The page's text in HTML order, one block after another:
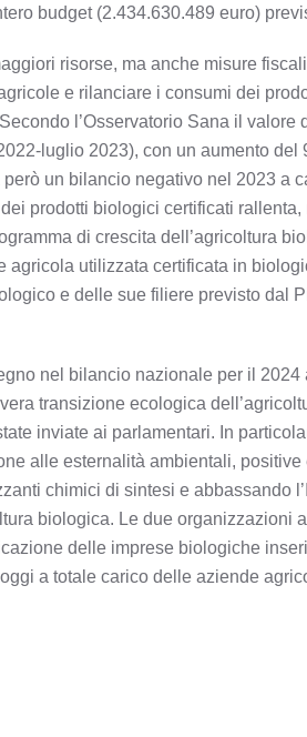
budget (2.434.630.489 euro)
risorse, ma anche misure
e rilanciare i consumi dei
l’Osservatorio Sana il valore
luglio 2023), con un aumento del
un bilancio negativo nel 2023 a
prodotti biologici certificati
di crescita dell’agricoltura
utilizzata certificata in
e delle sue filiere previsto dal
nel bilancio nazionale per il
transizione ecologica
inviate ai parlamentari. In
alle esternalità ambientali, positive
chimici di sintesi e abbassando
biologica. Le due organizzazioni
delle imprese biologiche
a totale carico delle aziende